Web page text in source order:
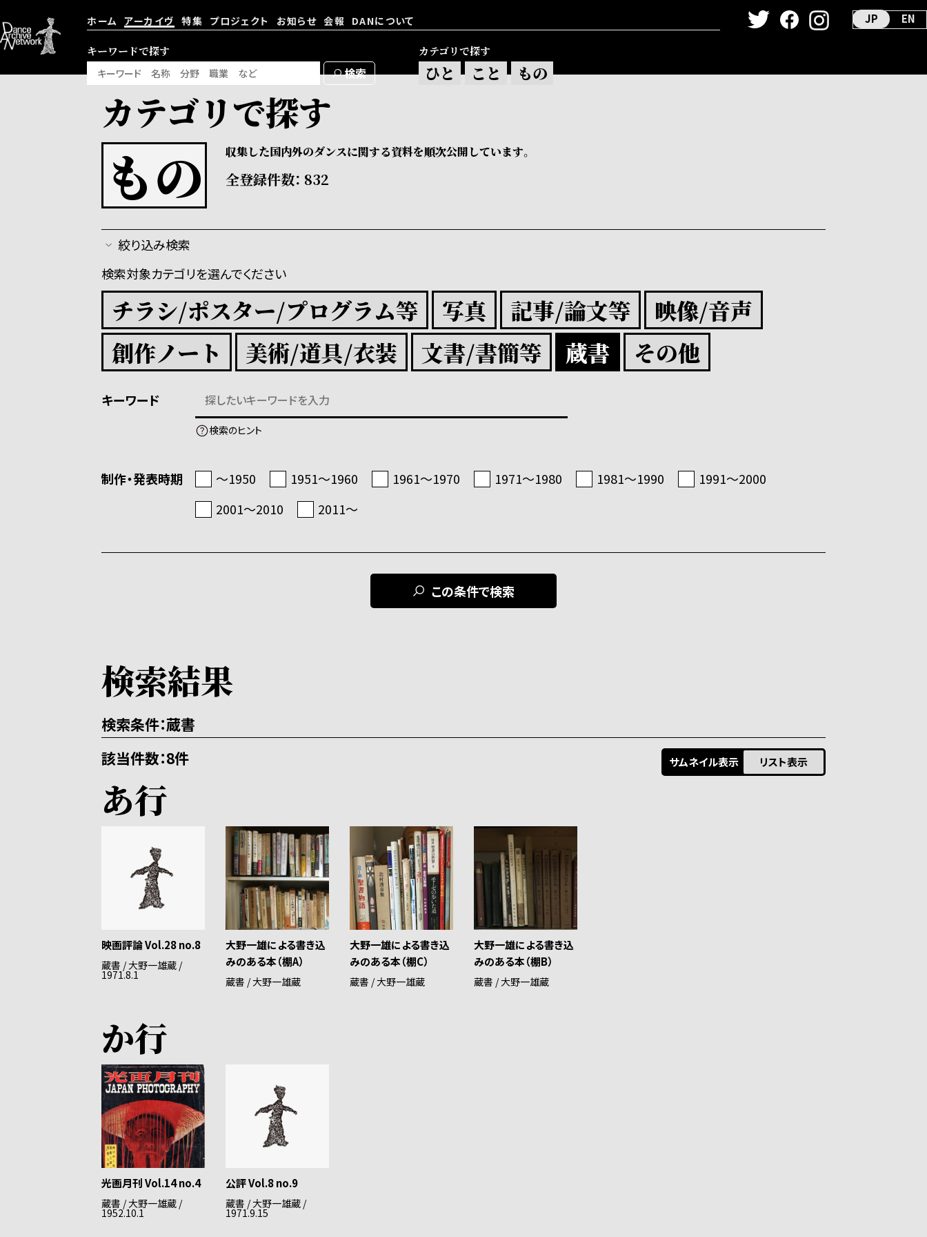
JP EN
ホーム アーカイヴ
大野一雄・大野慶人デジタルアーカイヴ
特集 プロジェクト お知らせ 会報 DANについて
キーワードで探す カテゴリで探す
ひと こと もの
カテゴリで探す
もの 収集した国内外のダンスに関する資料を順次公開しています。
全登録件数： 832
絞り込み検索
検索対象カテゴリを選んでください
チラシ/ポスター/プログラム等 写真 記事/論文等
映像/音声
創作ノート
美術/道具/衣装 文書/書簡等 蔵書 その他
キーワード
検索のヒント
制作・発表時期 〜1950 1951〜1960 1961〜1970 1971〜1980 1981〜1990
1991〜2000
2001〜2010
2011〜
検索結果
検索条件 蔵書
該当件数 8件 サムネイル表示 リスト表示
あ行
映画評論 Vol.28 no.8
蔵書 / 大野一雄蔵 /
1971.8.1
大野一雄による書き込
みのある本（棚A）
蔵書 / 大野一雄蔵
大野一雄による書き込
みのある本（棚C）
蔵書 / 大野一雄蔵
大野一雄による書き込
みのある本（棚B）
蔵書 / 大野一雄蔵
か行
光画月刊 Vol.14 no.4
蔵書 / 大野一雄蔵 /
1952.10.1
公評 Vol.8 no.9
蔵書 / 大野一雄蔵 /
1971.9.15